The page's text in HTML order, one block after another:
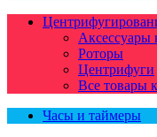
Аксессуары
Роторы
Центрифуги
Все товары
Часы и таймеры